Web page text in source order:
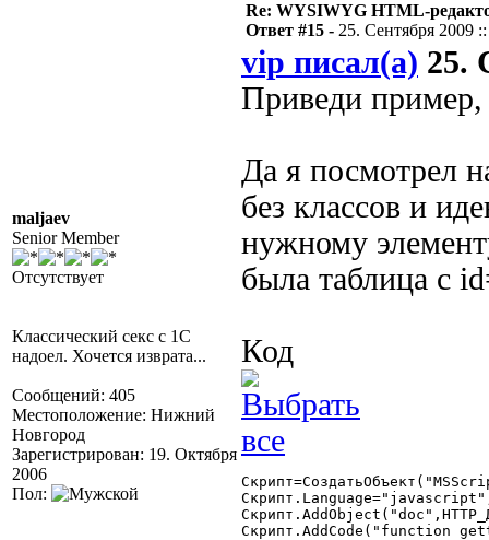
maljaev
Senior Member
Отсутствует
Классический секс с 1С
надоел. Хочется изврата...
Сообщений: 405
Местоположение: Нижний
Новгород
Зарегистрирован: 19. Октября
2006
Пол:
Re: WYSIWYG HTML-
Ответ #15 - 25. Сентября 2009
vip писал(а) 25.
Приведи пример,
Да я посмотрел
без классов и
нужному
была таблица с
Код
Скрипт.AddCode("function